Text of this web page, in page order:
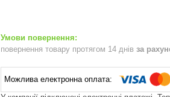
повернення товару протягом 14 днів за